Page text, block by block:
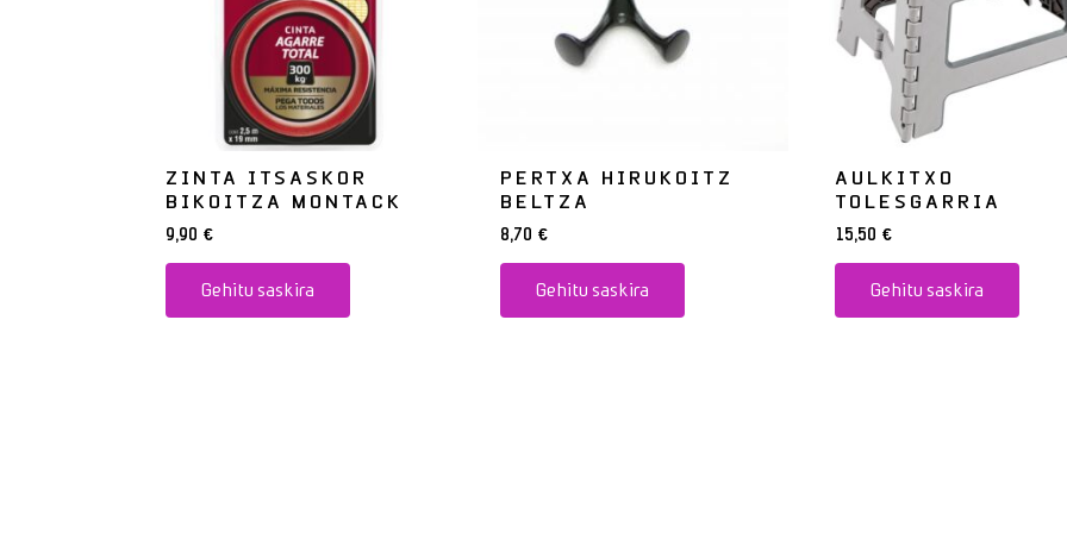
ZINTA ITSASKOR
BIKOITZA MONTACK
9,90€
Gehitu saskira
PERTXA HIRUKOITZ
BELTZA
8,70€
Gehitu saskira
AULKITXO
TOLESGARRIA
15,50€
Gehitu saskira